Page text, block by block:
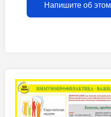
Напишите об этом